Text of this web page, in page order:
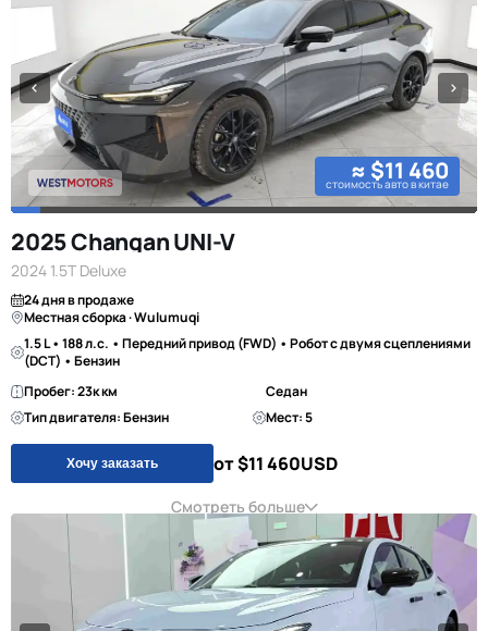
≈ $11 460
стоимость авто в китае
2025 Changan UNI-V
2024 1.5T Deluxe
24 дня в продаже
Местная сборка · Wulumuqi
1.5 L • 188 л.с. • Передний привод (FWD) • Робот с двумя сцеплениями
(DCT) • Бензин
Пробег: 23к км
Седан
Тип двигателя: Бензин
Мест: 5
Хочу заказать от $11 460USD
Смотреть больше